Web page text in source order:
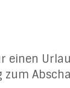
einen